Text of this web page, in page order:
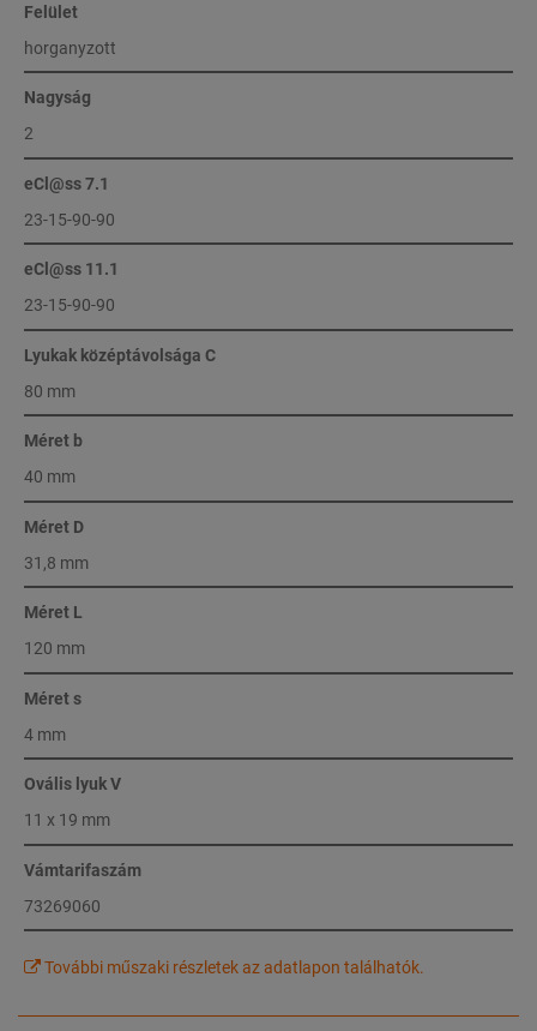
Felület
horganyzott
Nagyság
2
eCl@ss 7.1
23-15-90-90
eCl@ss 11.1
23-15-90-90
Lyukak középtávolsága C
80 mm
Méret b
40 mm
Méret D
31,8 mm
Méret L
120 mm
Méret s
4 mm
Ovális lyuk V
11 x 19 mm
Vámtarifaszám
73269060
További műszaki részletek az adatlapon találhatók.